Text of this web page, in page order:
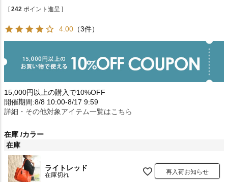
[ 242 ポイント進呈 ]
4.00 （3件）
15,000円以上の購入で10%OFF
開催期間:8/8 10:00-8/17 9:59
詳細・その他対象アイテム一覧はこちら
在庫 カラー
在庫
ライトレッド
在庫切れ 再入荷お知らせ